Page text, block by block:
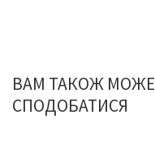
ВАМ ТАКОЖ МОЖЕ
СПОДОБАТИСЯ